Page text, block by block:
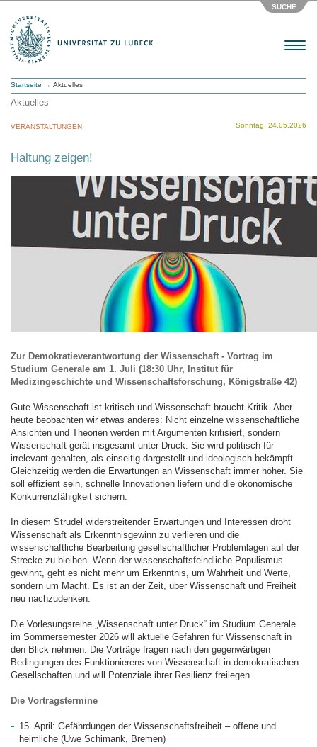
SUCHE
Menu
Startseite → Aktuelles
Aktuelles
Sonntag, 24.05.2026
VERANSTALTUNGEN
Haltung zeigen!
Zur Demokratieverantwortung der Wissenschaft - Vortrag im
Studium Generale am 1. Juli (18:30 Uhr, Institut für
Medizingeschichte und Wissenschaftsforschung, Königstraße 42)
Gute Wissenschaft ist kritisch und Wissenschaft braucht Kritik. Aber
heute beobachten wir etwas anderes: Nicht einzelne wissenschaftliche
Ansichten und Theorien werden mit Argumenten kritisiert, sondern
Wissenschaft gerät insgesamt unter Druck. Sie wird politisch für
irrelevant gehalten, als einseitig dargestellt und ideologisch bekämpft.
Gleichzeitig werden die Erwartungen an Wissenschaft immer höher. Sie
soll effizient sein, schnelle Innovationen liefern und die ökonomische
Konkurrenzfähigkeit sichern.
In diesem Strudel widerstreitender Erwartungen und Interessen droht
Wissenschaft als Erkenntnisgewinn zu verlieren und die
wissenschaftliche Bearbeitung gesellschaftlicher Problemlagen auf der
Strecke zu bleiben. Wenn der wissenschaftsfeindliche Populismus
gewinnt, geht es nicht mehr um Erkenntnis, um Wahrheit und Werte,
sondern um Macht. Es ist an der Zeit, über Wissenschaft und Freiheit
neu nachzudenken.
Die Vorlesungsreihe „Wissenschaft unter Druck“ im Studium Generale
im Sommersemester 2026 will aktuelle Gefahren für Wissenschaft in
den Blick nehmen. Die Vorträge fragen nach den gegenwärtigen
Bedingungen des Funktionierens von Wissenschaft in demokratischen
Gesellschaften und will Potenziale ihrer Resilienz freilegen.
Die Vortragstermine
15. April: Gefährdungen der Wissenschaftsfreiheit – offene und
heimliche (Uwe Schimank, Bremen)